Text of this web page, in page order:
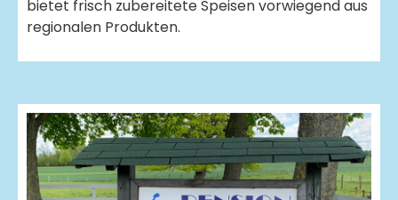
bietet frisch zubereitete Speisen vorwiegend aus
regionalen Produkten.